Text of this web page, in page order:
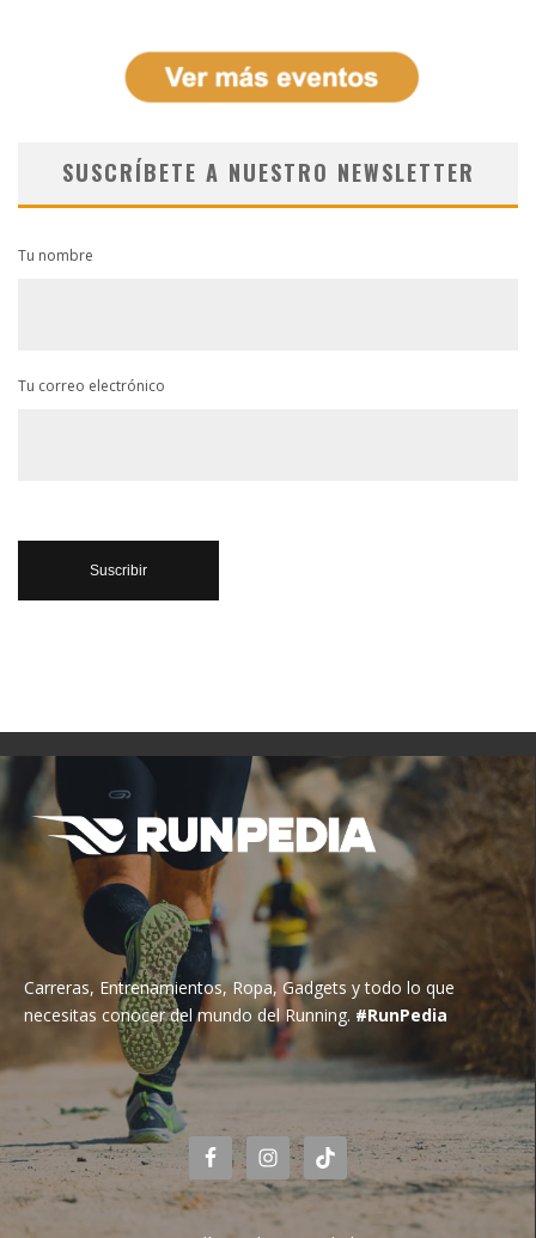
SUSCRÍBETE A NUESTRO NEWSLETTER
Tu nombre
Tu correo electrónico
Carreras, Entrenamientos, Ropa, Gadgets y todo lo que
necesitas conocer del mundo del Running. #RunPedia